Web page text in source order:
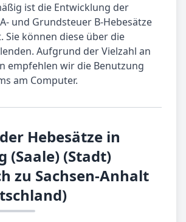
ist die Entwicklung der
und Grundsteuer B-Hebesätze
Sie können diese über die
Aufgrund der Vielzahl an
empfehlen wir die Benutzung
am Computer.
Hebesätze in
(Saale) (Stadt)
zu Sachsen-Anhalt